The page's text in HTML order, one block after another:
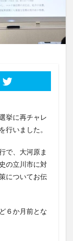
挙に再チャレ
行いました。
で、大河原ま
の立川市に対
についてお伝
６か月前とな